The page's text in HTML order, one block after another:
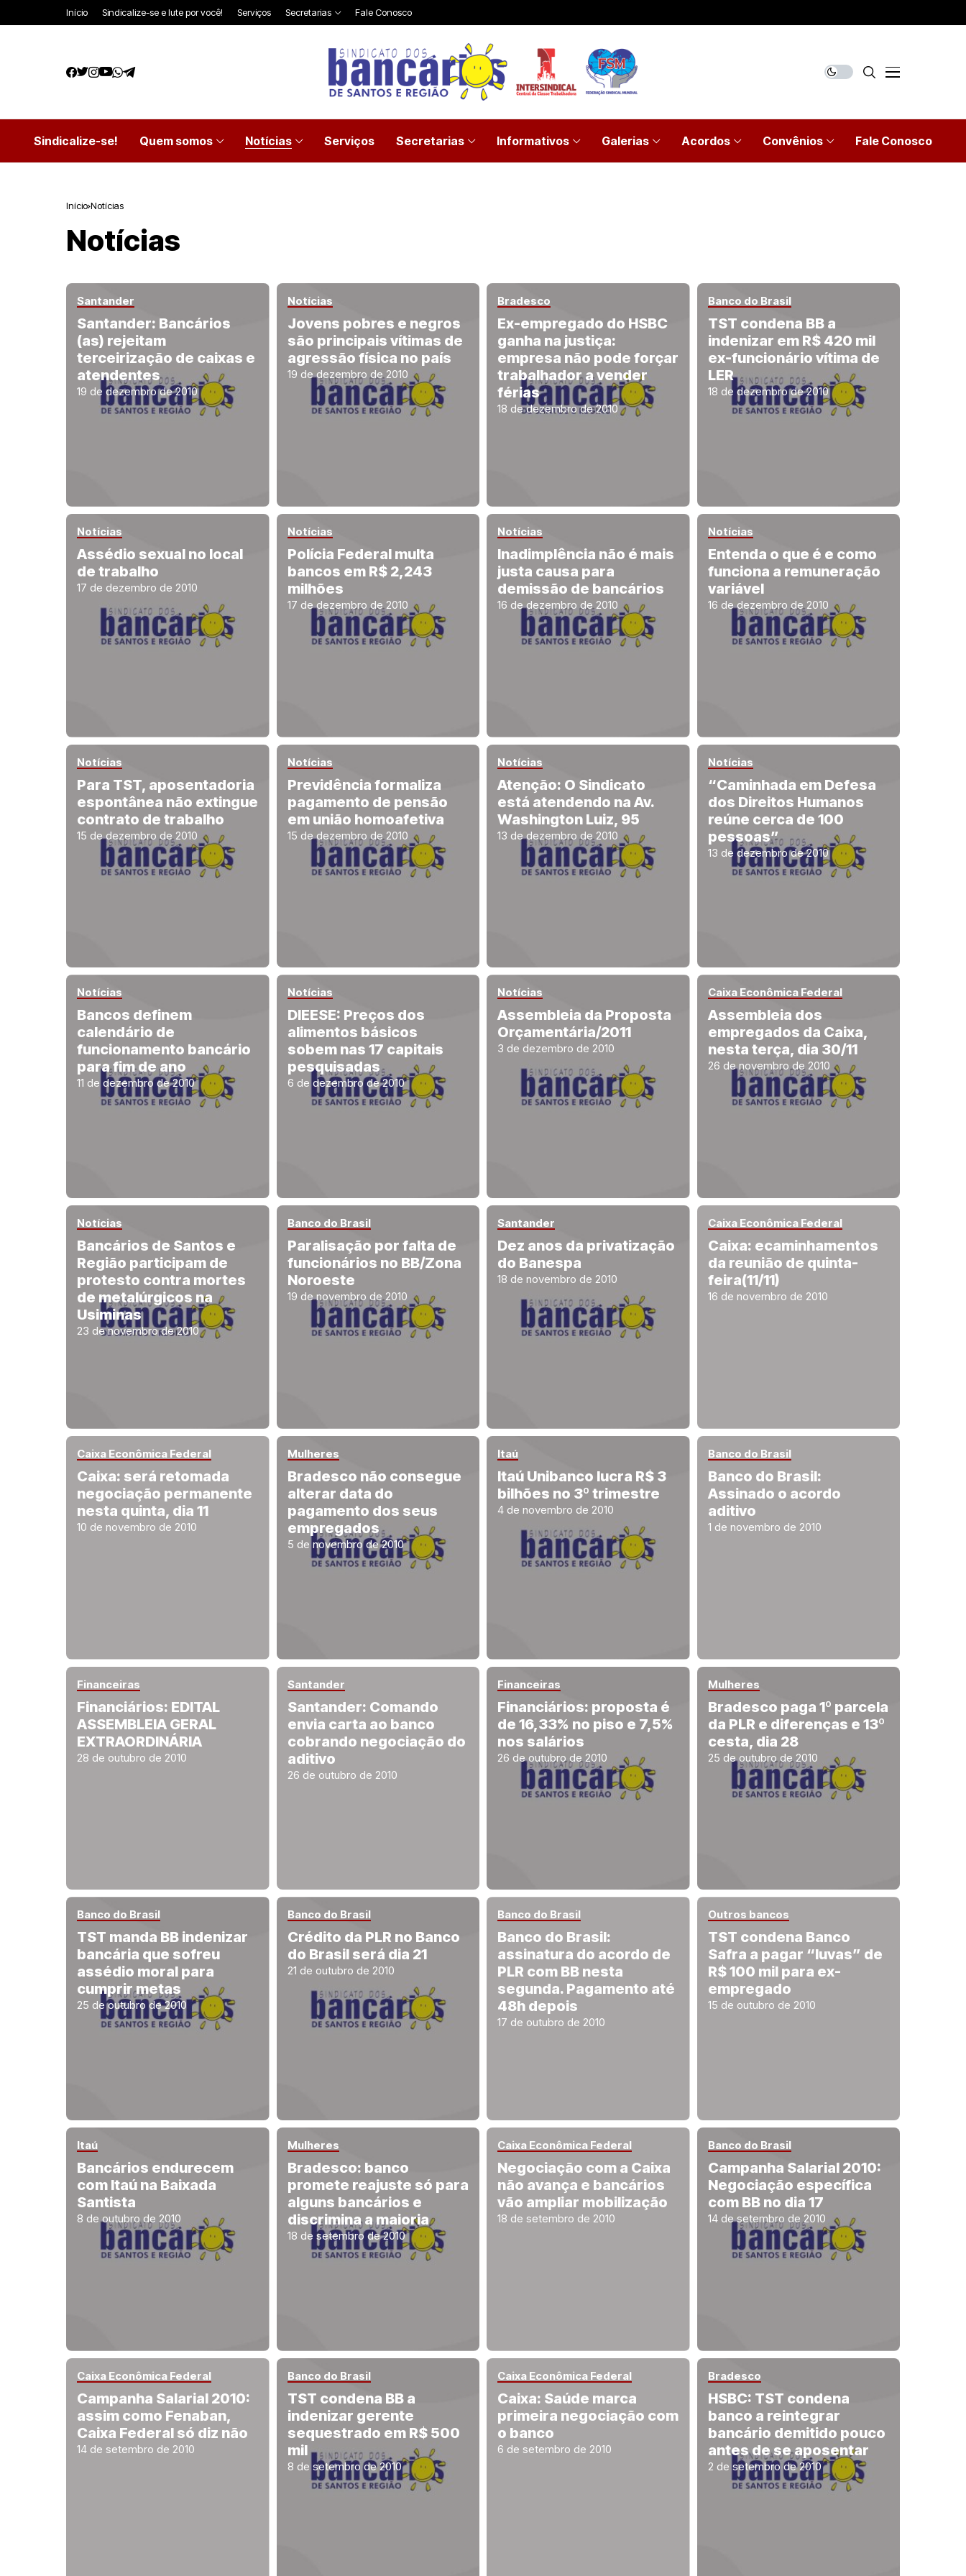
Início Sindicalize-se e lute por você! Serviços Secretarias Fale Conosco
Sindicalize-se! Quem somos Notícias Serviços Secretarias Informativos Galerias Acordos Convênios Fale Conosco
Início Notícias
Notícias
Santander
Santander: Bancários
(as) rejeitam
terceirização de caixas e
atendentes
19 de dezembro de 2010
Notícias
Jovens pobres e negros
são principais vítimas de
agressão física no país
19 de dezembro de 2010
Bradesco
Ex-empregado do HSBC
ganha na justiça:
empresa não pode forçar
trabalhador a vender
férias
18 de dezembro de 2010
Banco do Brasil
TST condena BB a
indenizar em R$ 420 mil
ex-funcionário vítima de
LER
18 de dezembro de 2010
Notícias
Assédio sexual no local
de trabalho
17 de dezembro de 2010
Notícias
Polícia Federal multa
bancos em R$ 2,243
milhões
17 de dezembro de 2010
Notícias
Inadimplência não é mais
justa causa para
demissão de bancários
16 de dezembro de 2010
Notícias
Entenda o que é e como
funciona a remuneração
variável
16 de dezembro de 2010
Notícias
Para TST, aposentadoria
espontânea não extingue
contrato de trabalho
15 de dezembro de 2010
Notícias
Previdência formaliza
pagamento de pensão
em união homoafetiva
15 de dezembro de 2010
Notícias
Atenção: O Sindicato
está atendendo na Av.
Washington Luiz, 95
13 de dezembro de 2010
Notícias
“Caminhada em Defesa
dos Direitos Humanos
reúne cerca de 100
pessoas”
13 de dezembro de 2010
Notícias
Bancos definem
calendário de
funcionamento bancário
para fim de ano
11 de dezembro de 2010
Notícias
DIEESE: Preços dos
alimentos básicos
sobem nas 17 capitais
pesquisadas
6 de dezembro de 2010
Notícias
Assembleia da Proposta
Orçamentária/2011
3 de dezembro de 2010
Caixa Econômica Federal
Assembleia dos
empregados da Caixa,
nesta terça, dia 30/11
26 de novembro de 2010
Notícias
Bancários de Santos e
Região participam de
protesto contra mortes
de metalúrgicos na
Usiminas
23 de novembro de 2010
Banco do Brasil
Paralisação por falta de
funcionários no BB/Zona
Noroeste
19 de novembro de 2010
Santander
Dez anos da privatização
do Banespa
18 de novembro de 2010
Caixa Econômica Federal
Caixa: ecaminhamentos
da reunião de quinta-
feira(11/11)
16 de novembro de 2010
Caixa Econômica Federal
Caixa: será retomada
negociação permanente
nesta quinta, dia 11
10 de novembro de 2010
Mulheres
Bradesco não consegue
alterar data do
pagamento dos seus
empregados
5 de novembro de 2010
Itaú
Itaú Unibanco lucra R$ 3
bilhões no 3º trimestre
4 de novembro de 2010
Banco do Brasil
Banco do Brasil:
Assinado o acordo
aditivo
1 de novembro de 2010
Financeiras
Financiários: EDITAL
ASSEMBLEIA GERAL
EXTRAORDINÁRIA
28 de outubro de 2010
Santander
Santander: Comando
envia carta ao banco
cobrando negociação do
aditivo
26 de outubro de 2010
Financeiras
Financiários: proposta é
de 16,33% no piso e 7,5%
nos salários
26 de outubro de 2010
Mulheres
Bradesco paga 1º parcela
da PLR e diferenças e 13º
cesta, dia 28
25 de outubro de 2010
Banco do Brasil
TST manda BB indenizar
bancária que sofreu
assédio moral para
cumprir metas
25 de outubro de 2010
Banco do Brasil
Crédito da PLR no Banco
do Brasil será dia 21
21 de outubro de 2010
Banco do Brasil
Banco do Brasil:
assinatura do acordo de
PLR com BB nesta
segunda. Pagamento até
48h depois
17 de outubro de 2010
Outros bancos
TST condena Banco
Safra a pagar “luvas” de
R$ 100 mil para ex-
empregado
15 de outubro de 2010
Itaú
Bancários endurecem
com Itaú na Baixada
Santista
8 de outubro de 2010
Mulheres
Bradesco: banco
promete reajuste só para
alguns bancários e
discrimina a maioria
18 de setembro de 2010
Caixa Econômica Federal
Negociação com a Caixa
não avança e bancários
vão ampliar mobilização
18 de setembro de 2010
Banco do Brasil
Campanha Salarial 2010:
Negociação específica
com BB no dia 17
14 de setembro de 2010
Caixa Econômica Federal
Campanha Salarial 2010:
assim como Fenaban,
Caixa Federal só diz não
14 de setembro de 2010
Banco do Brasil
TST condena BB a
indenizar gerente
sequestrado em R$ 500
mil
8 de setembro de 2010
Caixa Econômica Federal
Caixa: Saúde marca
primeira negociação com
o banco
6 de setembro de 2010
Bradesco
HSBC: TST condena
banco a reintegrar
bancário demitido pouco
antes de se aposentar
2 de setembro de 2010